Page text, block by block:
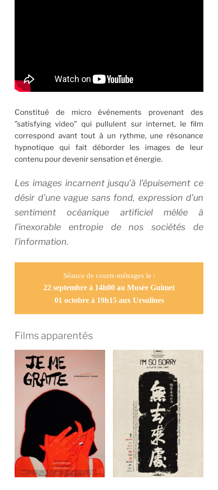
Constitué de micro événements provenant des
”satisfying video” qui pullulent sur internet, le film
correspond avant tout à un rythme, une résonance
hypnotique qui fait déborder les images de leur
contenu pour devenir sensation et énergie.
Les images incarnent jusqu’à l’épuisement ce
désir d’une vague sans fond, expression d’un
sentiment océanique artificiel mêlée à
l’inexorable entropie de nos sociétés de
l’information.
Séance de courts-métrages le :
22 septembre à 14h00 au Musée Guimet
01 octobre à 19h15 aux Ursulines
Films apparentés